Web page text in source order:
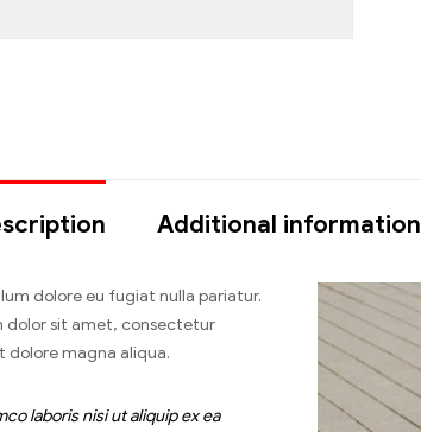
Additional information
dolore eu fugiat nulla pariatur.
dolor sit amet, consectetur
dolore magna aliqua.
laboris nisi ut aliquip ex ea